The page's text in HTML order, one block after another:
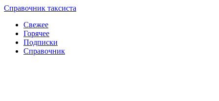
Перейти
контенту
Справочник таксиста
Свежее
Горячее
Подписки
Справочник